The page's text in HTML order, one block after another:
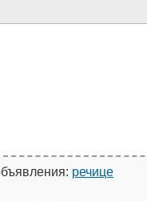
речице